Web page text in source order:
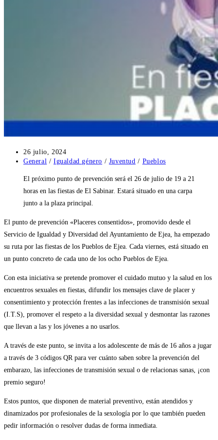
Publicación
de
entrada:
26 julio, 2024
Categoría
la
entrada:
General / Igualdad género / Juventud / Pueblos
El próximo punto de prevención será el 26 de julio de 19 a 21
horas en las fiestas de El Sabinar. Estará situado en una carpa
junto a la plaza principal.
El punto de prevención «Placeres consentidos», promovido desde el
Servicio de Igualdad y Diversidad del Ayuntamiento de Ejea, ha empezado
su ruta por las fiestas de los Pueblos de Ejea. Cada viernes, está situado en
un punto concreto de cada uno de los ocho Pueblos de Ejea.
Con esta iniciativa se pretende promover el cuidado mutuo y la salud en los
encuentros sexuales en fiestas, difundir los mensajes clave de placer y
consentimiento y protección frentes a las infecciones de transmisión sexual
(I.T.S), promover el respeto a la diversidad sexual y desmontar las razones
que llevan a las y los jóvenes a no usarlos.
A través de este punto, se invita a los adolescente de más de 16 años a jugar
a través de 3 códigos QR para ver cuánto saben sobre la prevención del
embarazo, las infecciones de transmisión sexual o de relacionas sanas, ¡con
premio seguro!
Estos puntos, que disponen de material preventivo, están atendidos y
dinamizados por profesionales de la sexología por lo que también pueden
pedir información o resolver dudas de forma inmediata.